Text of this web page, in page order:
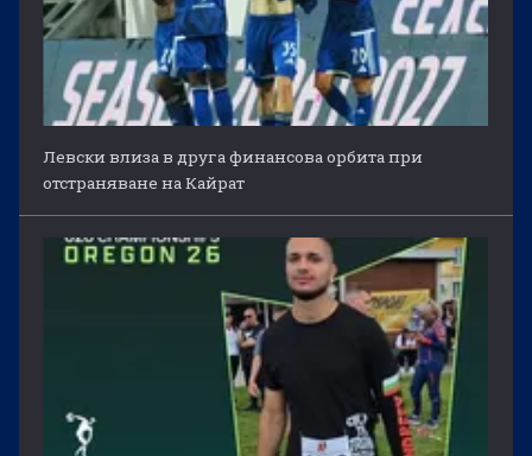
Левски влиза в друга финансова орбита при
отстраняване на Кайрат